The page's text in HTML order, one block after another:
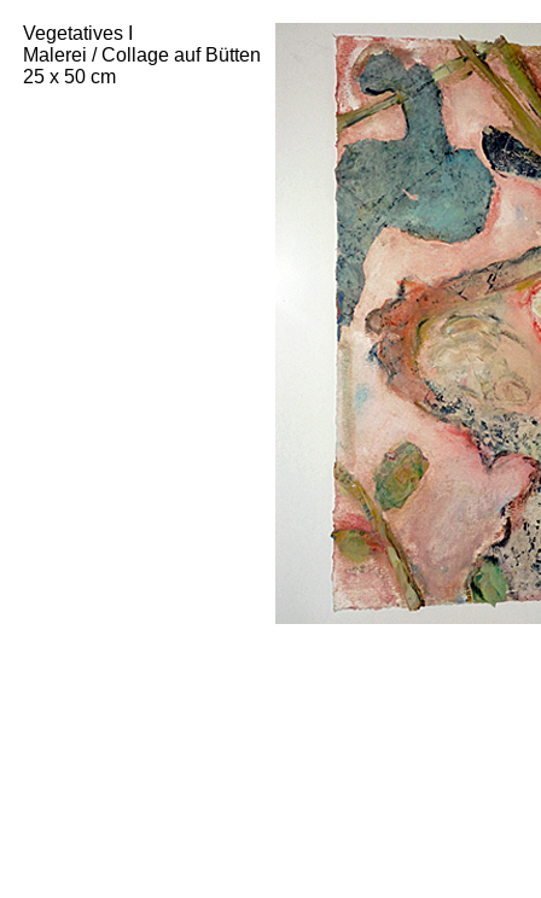
Vegetatives I
Malerei / Collage auf Bütten
25 x 50 cm